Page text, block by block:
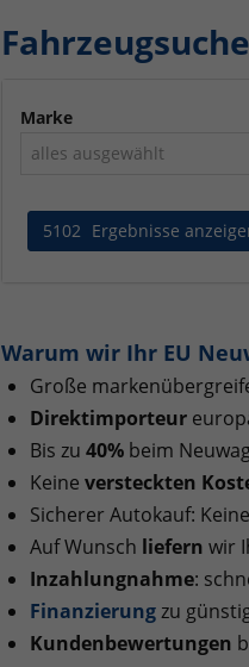
Fahrzeugsuche
Marke
alles ausgewählt
5102 Ergebnisse
Warum wir Ihr EU
Große
Direktimporteur
Bis zu 40%beim
Keine versteckten
Sicherer Autokauf: Keine
Auf Wunsch liefern wir
Inzahlungnahme:
Finanzierungzu
Kundenbewertungen